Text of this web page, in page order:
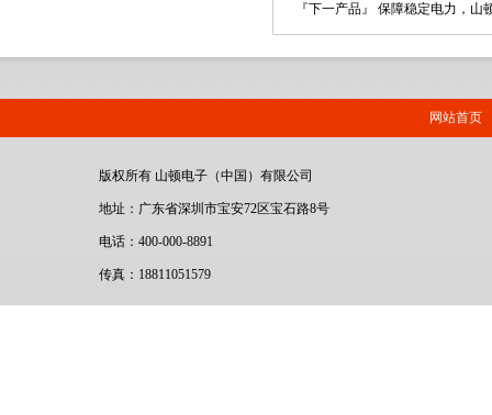
『下一产品』 保障稳定电力，山
网站首页
版权所有 山顿电子（中国）有限公司
地址：广东省深圳市宝安72区宝石路8号
电话：400-000-8891
传真：18811051579